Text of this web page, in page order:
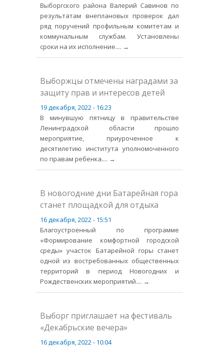
Выборгского района Валерий Савинов по
результатам внеплановых проверок дал
ряд поручений профильным комитетам и
коммунальным службам. Установлены
сроки на их исполнение.... →
Выборжцы отмечены наградами за
защиту прав и интересов детей
19 декабря, 2022 - 16:23
В минувшую пятницу в правительстве
Ленинградской области прошло
мероприятие, приуроченное к
десятилетию института уполномоченного
по правам ребенка.... →
В новогодние дни Батарейная гора
станет площадкой для отдыха
16 декабря, 2022 - 15:51
Благоустроенный по программе
«Формирование комфортной городской
среды» участок Батарейной горы станет
одной из востребованных общественных
территорий в период Новогодних и
Рождественских мероприятий.... →
Выборг приглашает на фестиваль
«Декабрьские вечера»
16 декабря, 2022 - 10:04